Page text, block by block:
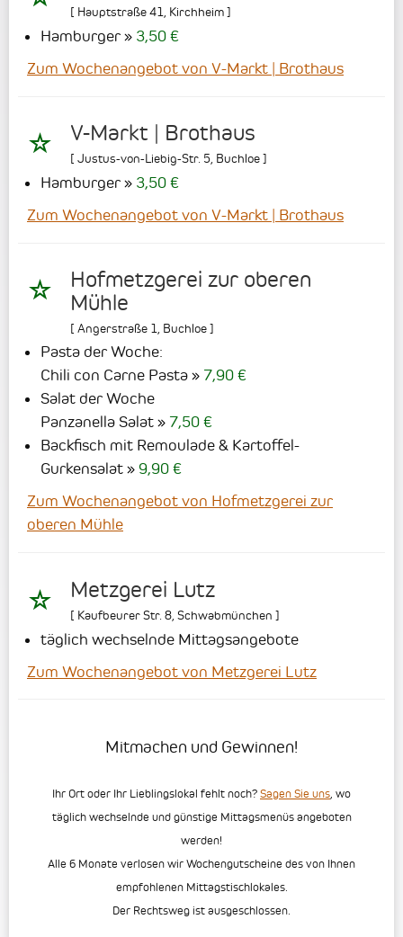
[ Hauptstraße 41 Kirchheim]
Hamburger
3,50 €
Zum Wochenangebot von V-Markt | Brothaus
V-Markt | Brothaus
[ Justus-von-Liebig-Str. 5 Buchloe]
Hamburger
3,50 €
Zum Wochenangebot von V-Markt | Brothaus
Hofmetzgerei zur oberen
Mühle
[ Angerstraße 1, Buchloe]
Pasta der Woche:
Chili con Carne Pasta
7,90 €
Salat der Woche
Panzanella Salat
7,50 €
Backfisch mit Remoulade & Kartoffel-
Gurkensalat
9,90 €
Zum Wochenangebot von Hofmetzgerei zur
oberen Mühle
Metzgerei Lutz
[ Kaufbeurer Str. 8 Schwabmünchen ]
täglich wechselnde Mittagsangebote
Zum Wochenangebot von Metzgerei Lutz
Mitmachen und Gewinnen!
Ihr Ort oder Ihr Lieblingslokal fehlt noch? Sagen Sie uns, wo
täglich wechselnde und günstige Mittagsmenüs angeboten
werden!
Alle 6 Monate verlosen wir Wochengutscheine des von Ihnen
empfohlenen Mittagstischlokales.
Der Rechtsweg ist ausgeschlossen.